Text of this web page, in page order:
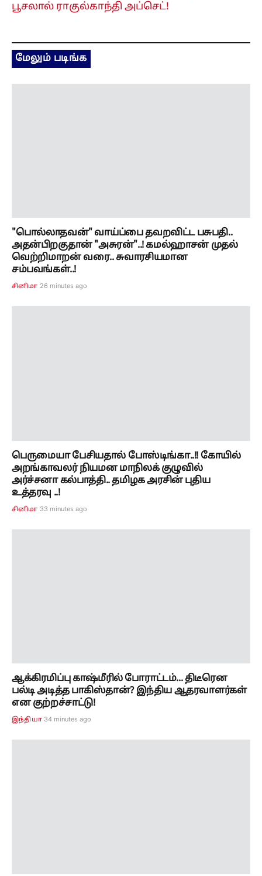
பூசலால் ராகுல்காந்தி அப்செட்!
மேலும் படிங்க
"பொல்லாதவன்" வாய்ப்பை தவறவிட்ட பசுபதி..
அதன்பிறகுதான் "அசுரன்"..! கமல்ஹாசன் முதல்
வெற்றிமாறன் வரை.. சுவாரசியமான
சம்பவங்கள்..!
சினிமா 26 minutes ago
பெருமையா பேசியதால் போஸ்டிங்கா..!! கோயில்
அறங்காவலர் நியமன மாநிலக் குழுவில்
அர்ச்சனா கல்பாத்தி.. தமிழக அரசின் புதிய
உத்தரவு ..!
சினிமா 33 minutes ago
ஆக்கிரமிப்பு காஷ்மீரில் போராட்டம்... திடீரென
பல்டி அடித்த பாகிஸ்தான்? இந்திய ஆதரவாளர்கள்
என குற்றச்சாட்டு!
இந்தியா 34 minutes ago